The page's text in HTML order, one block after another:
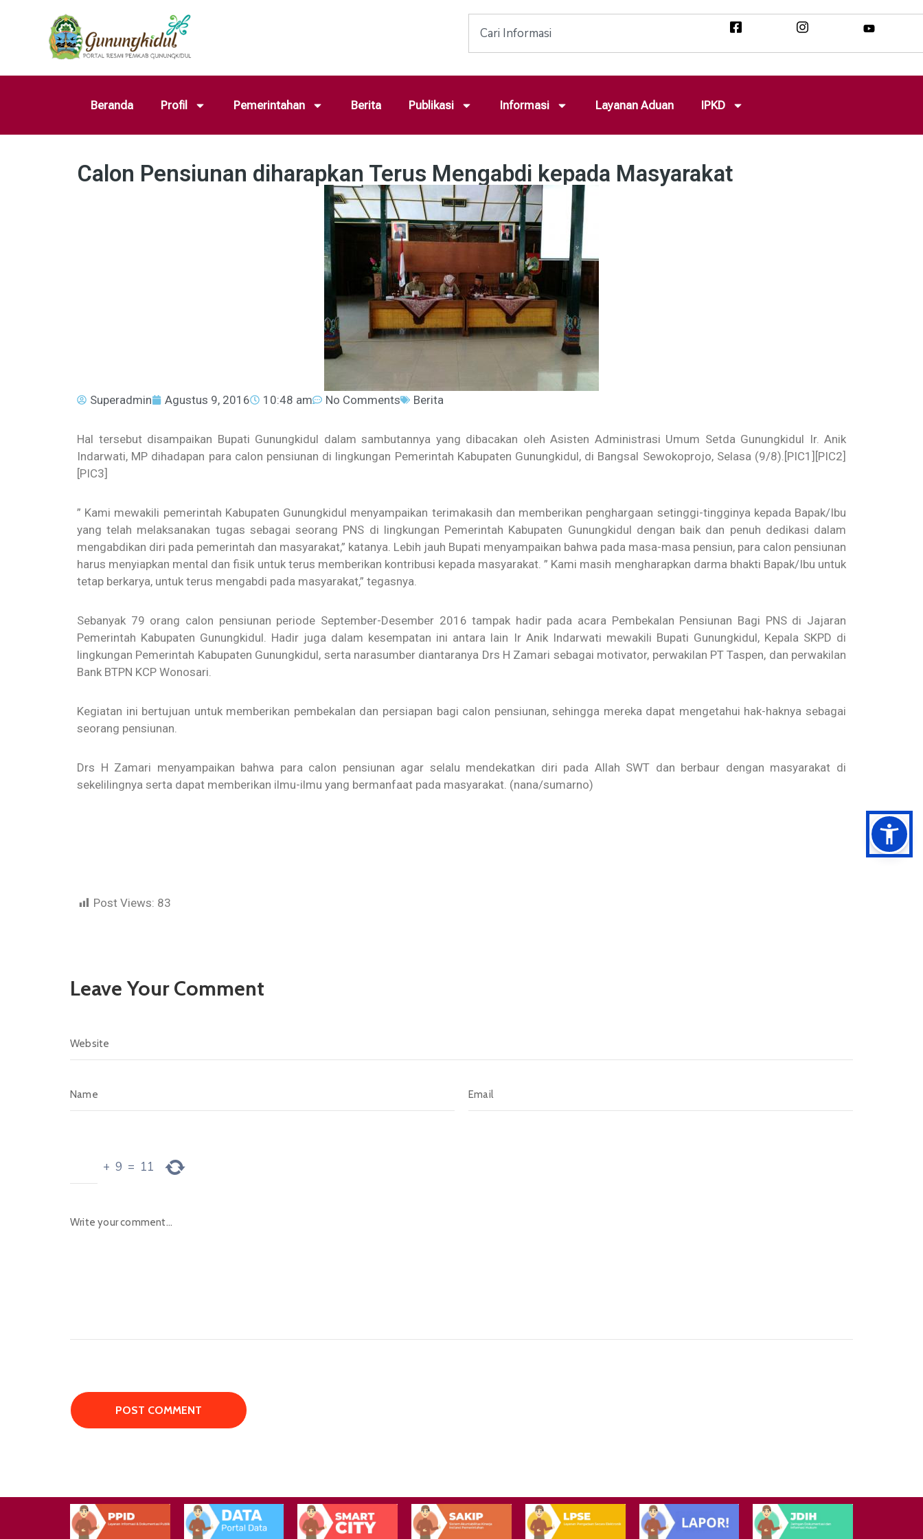
Beranda Profil Pemerintahan Berita Publikasi Informasi Layanan Aduan IPKD
Calon Pensiunan diharapkan Terus Mengabdi kepada Masyarakat
Superadmin Agustus 9, 2016 10:48 am No Comments Berita
Hal tersebut disampaikan Bupati Gunungkidul dalam sambutannya yang dibacakan oleh Asisten Administrasi Umum Setda Gunungkidul Ir. Anik
Indarwati, MP dihadapan para calon pensiunan di lingkungan Pemerintah Kabupaten Gunungkidul, di Bangsal Sewokoprojo, Selasa (9/8). [PIC1] [PIC2]
[PIC3]
” Kami mewakili pemerintah Kabupaten Gunungkidul menyampaikan terimakasih dan memberikan penghargaan setinggi-tingginya kepada Bapak/Ibu
yang telah melaksanakan tugas sebagai seorang PNS di lingkungan Pemerintah Kabupaten Gunungkidul dengan baik dan penuh dedikasi dalam
mengabdikan diri pada pemerintah dan masyarakat,” katanya. Lebih jauh Bupati menyampaikan bahwa pada masa-masa pensiun, para calon pensiunan
harus menyiapkan mental dan fisik untuk terus memberikan kontribusi kepada masyarakat. ” Kami masih mengharapkan darma bhakti Bapak/Ibu untuk
tetap berkarya, untuk terus mengabdi pada masyarakat,” tegasnya.
Sebanyak 79 orang calon pensiunan periode September-Desember 2016 tampak hadir pada acara Pembekalan Pensiunan Bagi PNS di Jajaran
Pemerintah Kabupaten Gunungkidul. Hadir juga dalam kesempatan ini antara lain Ir Anik Indarwati mewakili Bupati Gunungkidul, Kepala SKPD di
lingkungan Pemerintah Kabupaten Gunungkidul, serta narasumber diantaranya Drs H Zamari sebagai motivator, perwakilan PT Taspen, dan perwakilan
Bank BTPN KCP Wonosari.
Kegiatan ini bertujuan untuk memberikan pembekalan dan persiapan bagi calon pensiunan, sehingga mereka dapat mengetahui hak-haknya sebagai
seorang pensiunan.
Drs H Zamari menyampaikan bahwa para calon pensiunan agar selalu mendekatkan diri pada Allah SWT dan berbaur dengan masyarakat di
sekelilingnya serta dapat memberikan ilmu-ilmu yang bermanfaat pada masyarakat. (nana/sumarno)
Post Views: 83
Leave Your Comment
+ 9 = 11